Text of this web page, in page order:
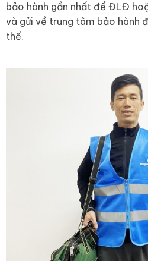
bảo hành gần nhất để ĐLĐ
và gửi về trung tâm bảo hành
thế.